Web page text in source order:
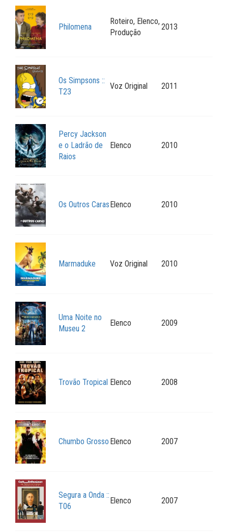
Philomena
Roteiro, Elenco,
Produção
2013
Os Simpsons ::
T23
Voz Original 2011
Percy Jackson
e o Ladrão de
Raios
Elenco 2010
Os Outros CarasElenco 2010
Marmaduke Voz Original 2010
Uma Noite no
Museu 2
Elenco 2009
Trovão Tropical Elenco 2008
Chumbo Grosso Elenco 2007
Segura a Onda ::
T06
Elenco 2007